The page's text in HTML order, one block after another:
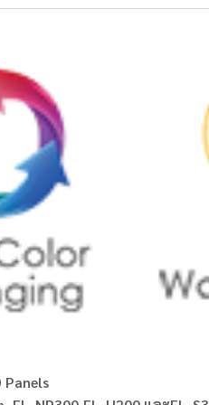
Panels